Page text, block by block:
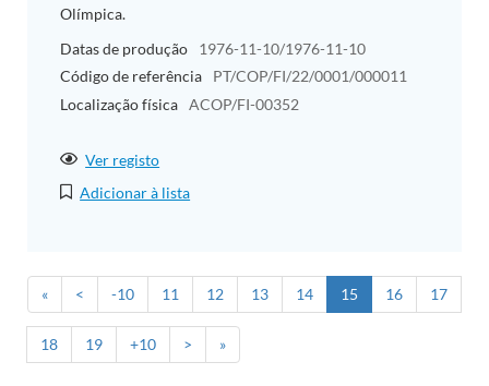
Olímpica.
Datas de produção
1976-11-10/1976-11-10
Código de referência
PT/COP/FI/22/0001/000011
Localização física ACOP/FI-00352
Ver registo
Adicionar à lista
« < -10 11 12 13 14 15 16 17
18 19 +10 > »